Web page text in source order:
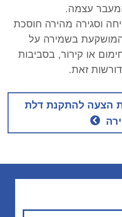
עצמה.
וסגירה מהירה חוסכת
המושקעת בשמירה על
או קירור, בסביבות
זאת.
הצעה להתקנת דלת